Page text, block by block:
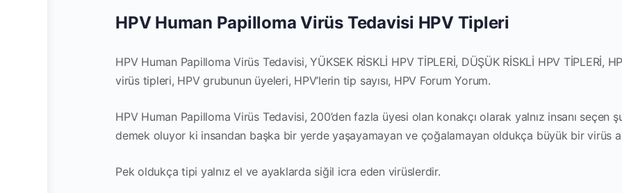
HPV Human Papilloma Virüs Tedavisi HPV Tipleri
HPV Human Papilloma Virüs Tedavisi, YÜKSEK RİSKLİ HPV TİPLERİ, DÜŞÜK RİSKLİ HPV TİPLERİ,
virüs tipleri, HPV grubunun üyeleri, HPV’lerin tip sayısı, HPV Forum Yorum.
HPV Human Papilloma Virüs Tedavisi, 200’den fazla üyesi olan konakçı olarak yalnız insanı seçen
demek oluyor ki insandan başka bir yerde yaşayamayan ve çoğalamayan oldukça büyük bir virüs
Pek oldukça tipi yalnız el ve ayaklarda siğil icra eden virüslerdir.